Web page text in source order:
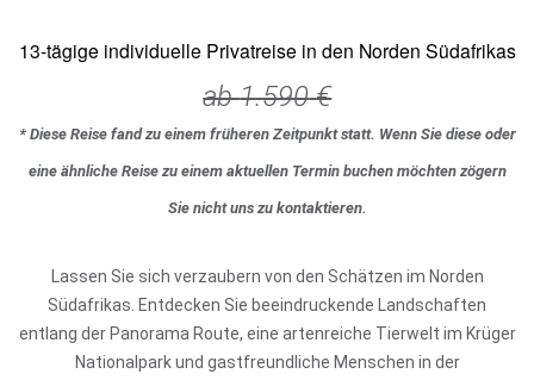
13-tägige individuelle Privatreise in den Norden Südafrikas
ab1.590 €
* Diese Reise fand zu einem früheren Zeitpunkt statt. Wenn Sie diese oder
eine ähnliche Reise zu einem aktuellen Termin buchen möchten zögern
Sie nicht uns zu kontaktieren.
Lassen Sie sich verzaubern von den Schätzen im Norden
Südafrikas. Entdecken Sie beeindruckende Landschaften
entlang der Panorama Route, eine artenreiche Tierwelt im Krüger
Nationalpark und gastfreundliche Menschen in der